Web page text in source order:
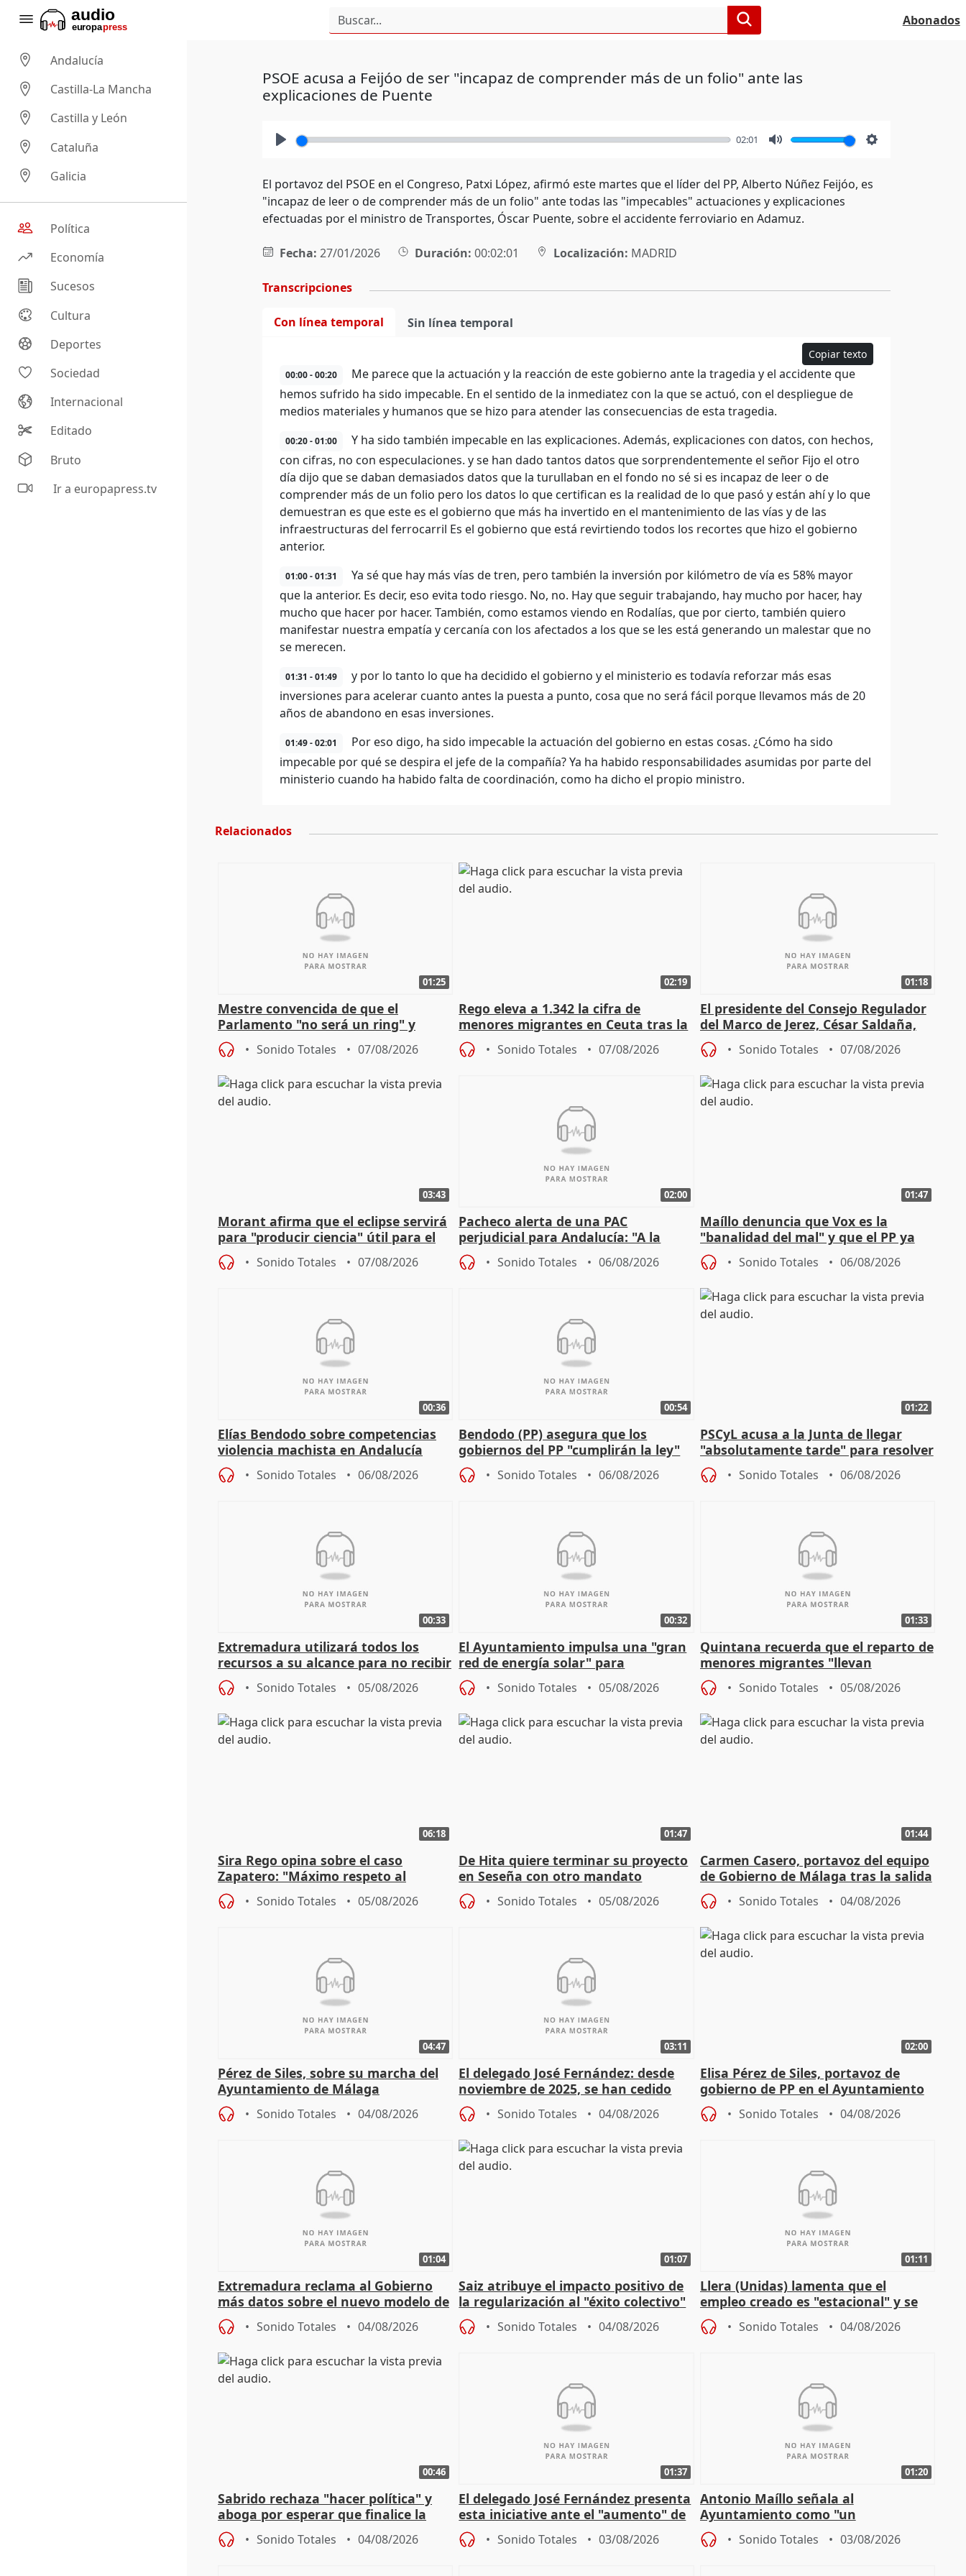
Abonados
Andalucía
Castilla-La Mancha
Castilla y León
Cataluña
Galicia
Política
Economía
Sucesos
Cultura
Deportes
Sociedad
Internacional
Editado
Bruto
Ir a europapress.tv
PSOE acusa a Feijóo de ser "incapaz de comprender más de un folio" ante las
explicaciones de Puente
02:01
El portavoz del PSOE en el Congreso, Patxi López, afirmó este martes que el líder del PP, Alberto Núñez Feijóo, es
"incapaz de leer o de comprender más de un folio" ante todas las "impecables" actuaciones y explicaciones
efectuadas por el ministro de Transportes, Óscar Puente, sobre el accidente ferroviario en Adamuz.
Fecha: 27/01/2026 Duración: 00:02:01 Localización: MADRID
Transcripciones
Con línea temporal Sin línea temporal
Copiar texto
00:00 - 00:20
Me parece que la actuación y la reacción de este gobierno ante la tragedia y el accidente que
hemos sufrido ha sido impecable. En el sentido de la inmediatez con la que se actuó, con el despliegue de
medios materiales y humanos que se hizo para atender las consecuencias de esta tragedia.
00:20 - 01:00
Y ha sido también impecable en las explicaciones. Además, explicaciones con datos, con hechos,
con cifras, no con especulaciones. y se han dado tantos datos que sorprendentemente el señor Fijo el otro
día dijo que se daban demasiados datos que la turullaban en el fondo no sé si es incapaz de leer o de
comprender más de un folio pero los datos lo que certifican es la realidad de lo que pasó y están ahí y lo que
demuestran es que este es el gobierno que más ha invertido en el mantenimiento de las vías y de las
infraestructuras del ferrocarril Es el gobierno que está revirtiendo todos los recortes que hizo el gobierno
anterior.
01:00 - 01:31
Ya sé que hay más vías de tren, pero también la inversión por kilómetro de vía es 58% mayor
que la anterior. Es decir, eso evita todo riesgo. No, no. Hay que seguir trabajando, hay mucho por hacer, hay
mucho que hacer por hacer. También, como estamos viendo en Rodalías, que por cierto, también quiero
manifestar nuestra empatía y cercanía con los afectados a los que se les está generando un malestar que no
se merecen.
01:31 - 01:49
y por lo tanto lo que ha decidido el gobierno y el ministerio es todavía reforzar más esas
inversiones para acelerar cuanto antes la puesta a punto, cosa que no será fácil porque llevamos más de 20
años de abandono en esas inversiones.
01:49 - 02:01
Por eso digo, ha sido impecable la actuación del gobierno en estas cosas. ¿Cómo ha sido
impecable por qué se despira el jefe de la compañía? Ya ha habido responsabilidades asumidas por parte del
ministerio cuando ha habido falta de coordinación, como ha dicho el propio ministro.
Relacionados
01:25
Mestre convencida de que el
Parlamento "no será un ring" y
defiende "estabilidad" del pacto con
Vox
Sonido Totales 07/08/2026
02:19
Rego eleva a 1.342 la cifra de
menores migrantes en Ceuta tras la
entrada masiva
Sonido Totales 07/08/2026
01:18
El presidente del Consejo Regulador
del Marco de Jerez, César Saldaña,
sobre exportaciones
Sonido Totales 07/08/2026
03:43
Morant afirma que el eclipse servirá
para "producir ciencia" útil para el
resto del mundo
Sonido Totales 07/08/2026
02:00
Pacheco alerta de una PAC
perjudicial para Andalucía: "A la
agricultura hay que protegerla"
Sonido Totales 06/08/2026
01:47
Maíllo denuncia que Vox es la
"banalidad del mal" y que el PP ya
asume todas sus tesis
Sonido Totales 06/08/2026
00:36
Elías Bendodo sobre competencias
violencia machista en Andalucía
Sonido Totales 06/08/2026
00:54
Bendodo (PP) asegura que los
gobiernos del PP "cumplirán la ley"
sobre los menores migrantes
Sonido Totales 06/08/2026
01:22
PSCyL acusa a la Junta de llegar
"absolutamente tarde" para resolver
problemas como Newcastle
Sonido Totales 06/08/2026
00:33
Extremadura utilizará todos los
recursos a su alcance para no recibir
más menores migrantes
Sonido Totales 05/08/2026
00:32
El Ayuntamiento impulsa una "gran
red de energía solar" para
autoconsumo
Sonido Totales 05/08/2026
01:33
Quintana recuerda que el reparto de
menores migrantes "llevan
aportación del Gobierno" central
Sonido Totales 05/08/2026
06:18
Sira Rego opina sobre el caso
Zapatero: "Máximo respeto al
proceso judicial"
Sonido Totales 05/08/2026
01:47
De Hita quiere terminar su proyecto
en Seseña con otro mandato
Sonido Totales 05/08/2026
01:44
Carmen Casero, portavoz del equipo
de Gobierno de Málaga tras la salida
de Pérez de Siles
Sonido Totales 04/08/2026
04:47
Pérez de Siles, sobre su marcha del
Ayuntamiento de Málaga
Sonido Totales 04/08/2026
03:11
El delegado José Fernández: desde
noviembre de 2025, se han cedido
9.810 ayudas por nacimiento
Sonido Totales 04/08/2026
02:00
Elisa Pérez de Siles, portavoz de
gobierno de PP en el Ayuntamiento
de Málaga, deja la política
Sonido Totales 04/08/2026
01:04
Extremadura reclama al Gobierno
más datos sobre el nuevo modelo de
financiación
Sonido Totales 04/08/2026
01:07
Saiz atribuye el impacto positivo de
la regularización al "éxito colectivo"
del Gobierno
Sonido Totales 04/08/2026
01:11
Llera (Unidas) lamenta que el
empleo creado es "estacional" y se
"esfumará" al acabar el verano
Sonido Totales 04/08/2026
00:46
Sabrido rechaza "hacer política" y
aboga por esperar que finalice la
investigación del incendio
Sonido Totales 04/08/2026
01:37
El delegado José Fernández presenta
esta iniciative ante el "aumento" de
personas sin hogar en Madri
Sonido Totales 03/08/2026
01:20
Antonio Maíllo señala al
Ayuntamiento como "un
especulador más" sobre viviendas de
Jiménez Becerril
Sonido Totales 03/08/2026